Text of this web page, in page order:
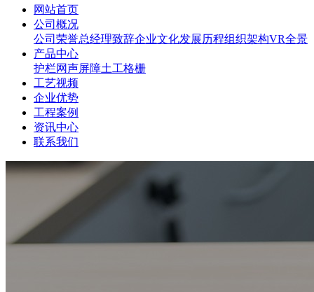
网站首页
公司概况
公司荣誉总经理致辞企业文化发展历程组织架构VR全景
产品中心
护栏网声屏障土工格栅
工艺视频
企业优势
工程案例
资讯中心
联系我们